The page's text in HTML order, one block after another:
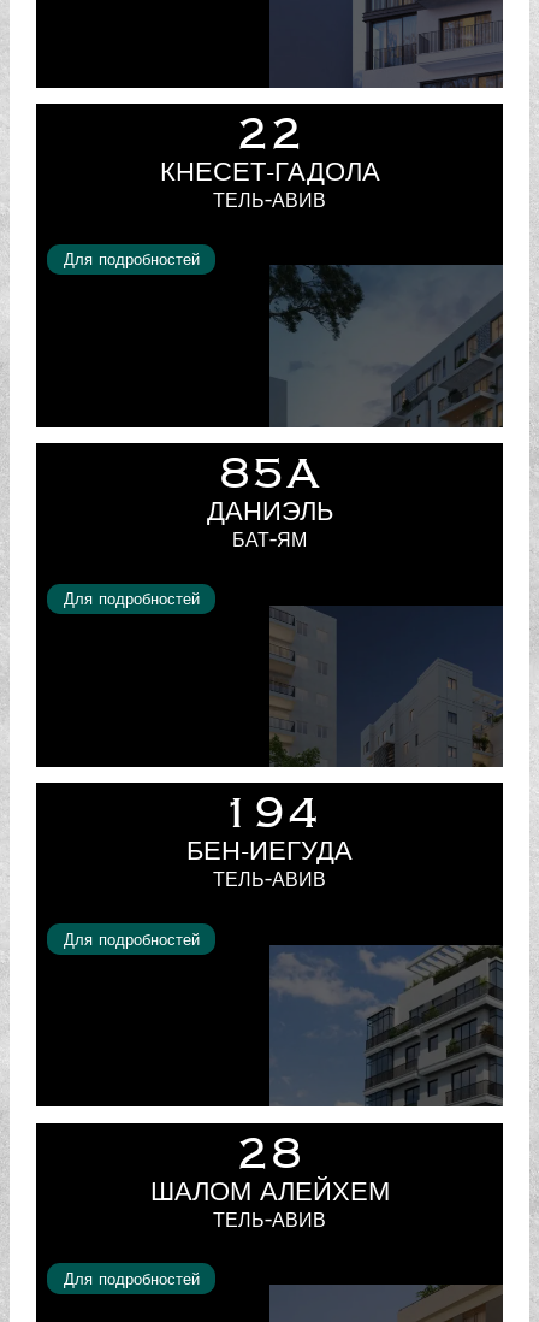
22
КНЕСЕТ-ГАДОЛА
ТЕЛЬ-АВИВ
Для подробностей
85A
ДАНИЭЛЬ
БАТ-ЯМ
Для подробностей
194
БЕН-ИЕГУДА
ТЕЛЬ-АВИВ
Для подробностей
28
ШАЛОМ АЛЕЙХЕМ
ТЕЛЬ-АВИВ
Для подробностей